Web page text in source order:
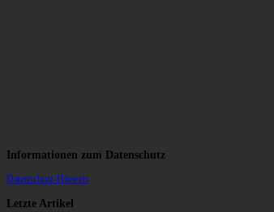
Informationen zum Datenschutz
Datenschutz-Hinweis
Letzte Artikel